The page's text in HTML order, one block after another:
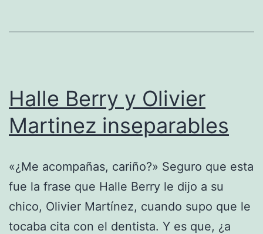
el
Halle Berry y Olivier
Martinez inseparables
«¿Me acompañas, cariño?» Seguro que esta
fue la frase que Halle Berry le dijo a su
chico, Olivier Martínez, cuando supo que le
tocaba cita con el dentista. Y es que, ¿a